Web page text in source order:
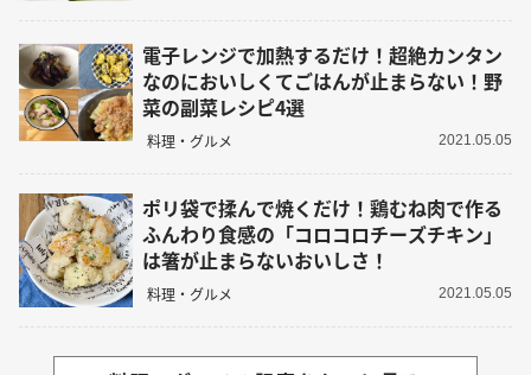
電子レンジで加熱するだけ！超絶カンタン
なのにおいしくてごはんが止まらない！野
菜の副菜レシピ4選
料理・グルメ 2021.05.05
ポリ袋で揉んで焼くだけ！鶏むね肉で作る
ふんわり食感の「コロコロチーズチキン」
は箸が止まらないおいしさ！
料理・グルメ 2021.05.05